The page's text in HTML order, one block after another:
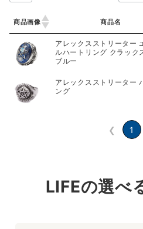
商品画像 商品名
商品画像 商品名
アレックスストリーター
ルハートリング クラック
ブルー
アレックスストリーター
ング
❮ 1
LIFEの選べ